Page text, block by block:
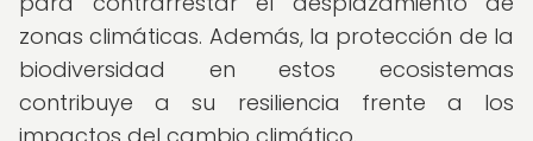
zonas climáticas. Además, la protección de la
biodiversidad en estos ecosistemas
contribuye a su resiliencia frente a los